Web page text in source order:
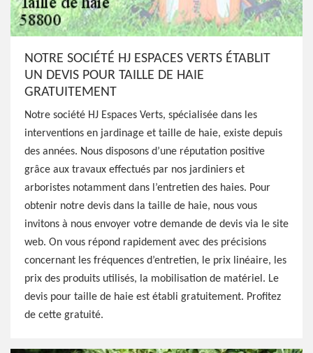
NOTRE SOCIÉTÉ HJ ESPACES VERTS ÉTABLIT
UN DEVIS POUR TAILLE DE HAIE
GRATUITEMENT
Notre société HJ Espaces Verts, spécialisée dans les
interventions en jardinage et taille de haie, existe depuis
des années. Nous disposons d’une réputation positive
grâce aux travaux effectués par nos jardiniers et
arboristes notamment dans l’entretien des haies. Pour
obtenir notre devis dans la taille de haie, nous vous
invitons à nous envoyer votre demande de devis via le site
web. On vous répond rapidement avec des précisions
concernant les fréquences d’entretien, le prix linéaire, les
prix des produits utilisés, la mobilisation de matériel. Le
devis pour taille de haie est établi gratuitement. Profitez
de cette gratuité.